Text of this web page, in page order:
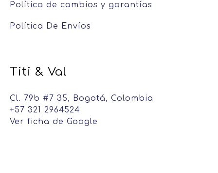
Política de cambios y garantías
Política De Envíos
Titi & Val
Cl. 79b #7 35, Bogotá, Colombia
+57 321 2964524
Ver ficha de Google